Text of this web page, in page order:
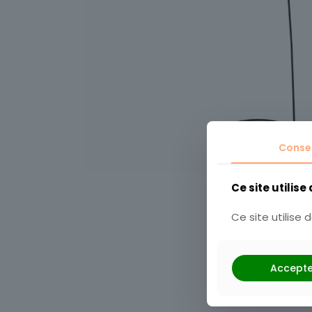
Ce site utilise
Ce site utilise